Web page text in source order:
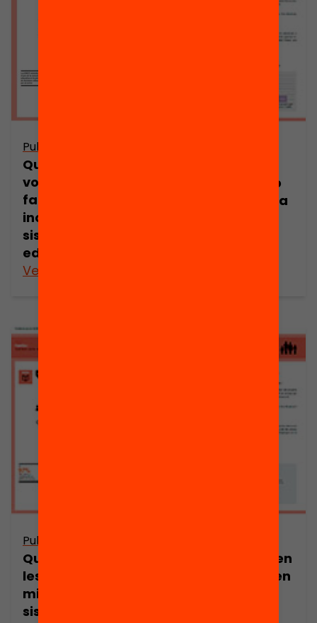
Publicació
Quin full de ruta
volen les
famílies per
incidir en el
sistema
educatiu?
Veure’n més
de participació
de les famílies a
Publicació
Quin és el rol de
les AMPA en la
millora del
sistema
Com s’impliquen
mares i pares en